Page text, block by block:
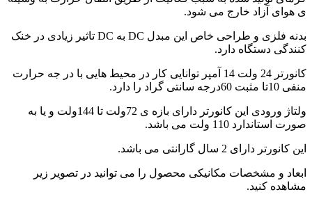
ی هوای آزاد خارج می شود.
بدنه فلزی و طراحی خاص این مبدل DC به DC تاثیر زیادی در خنک
کنندگی دستگاه دارد.
کانورتر 24 ولت 14 آمپر توانایی کار در محیط هایی با در جه حرارت
منفی 10تا مثبت 60درجه سانتی گراد را دارد.
ولتاژ ورودی این کانورتر دارای بازه ی 72ولت تا 144ولت و یا به
صورت استاندارد 110 ولت می باشد.
این کانورتر دارای 2 سال گارانتی می باشد.
ابعاد و مشخصات مکانیکی محصول را می توانید در تصویر زیر
مشاهده کنید.